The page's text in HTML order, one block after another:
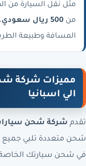
مثل نقل السيارة من
من 500 ريال سعودي
المسافة وطبيعة
مميزات شركة
الي اسبانيا
تقدم شركة شحن
شحن متعددة تلبي جميع
في شحن سيارتك الخاصة